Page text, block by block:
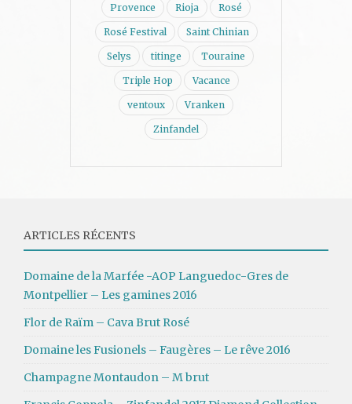
Provence Rioja Rosé
Rosé Festival Saint Chinian
Selys titinge Touraine
Triple Hop Vacance
ventoux Vranken
Zinfandel
ARTICLES RÉCENTS
Domaine de la Marfée -AOP Languedoc-Gres de
Montpellier – Les gamines 2016
Flor de Raïm – Cava Brut Rosé
Domaine les Fusionels – Faugères – Le rêve 2016
Champagne Montaudon – M brut